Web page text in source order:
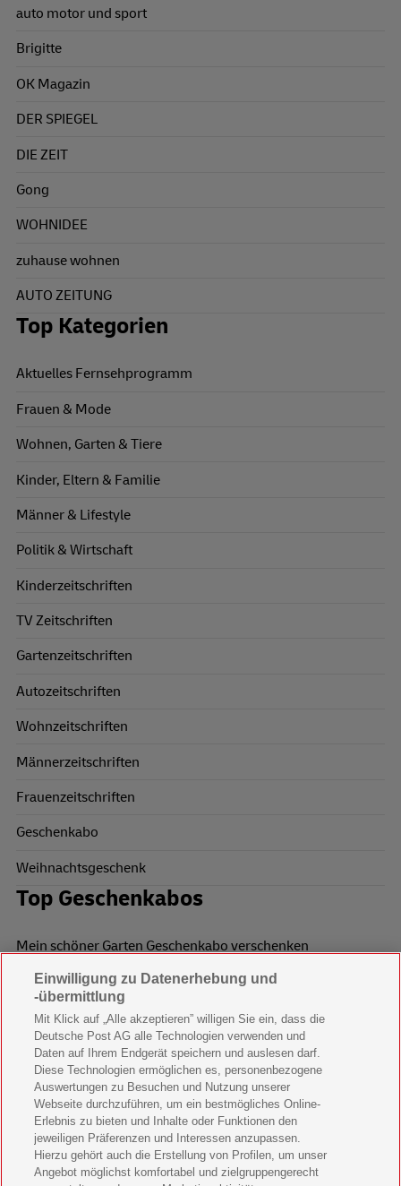
auto motor und sport
Brigitte
OK Magazin
DER SPIEGEL
DIE ZEIT
Gong
WOHNIDEE
zuhause wohnen
AUTO ZEITUNG
Top Kategorien
Aktuelles Fernsehprogramm
Frauen & Mode
Wohnen, Garten & Tiere
Kinder, Eltern & Familie
Männer & Lifestyle
Politik & Wirtschaft
Kinderzeitschriften
TV Zeitschriften
Gartenzeitschriften
Autozeitschriften
Wohnzeitschriften
Männerzeitschriften
Frauenzeitschriften
Geschenkabo
Weihnachtsgeschenk
Top Geschenkabos
Mein schöner Garten Geschenkabo verschenken
Wohnen & Garten Geschenkabo verschenken
Mein schönes Land Geschenkabo verschenken
Bild der Frau Geschenkabo verschenken
11 Freunde Geschenkabo verschenken
LEGO Ninjago Magazin Geschenkabo verschenken
Brigitte Geschenkabo verschenken
Einwilligung zu Datenerhebung und
-übermittlung
Mit Klick auf „Alle akzeptieren” willigen Sie ein, dass die
Deutsche Post AG alle Technologien verwenden und
Daten auf Ihrem Endgerät speichern und auslesen darf.
Diese Technologien ermöglichen es, personenbezogene
Auswertungen zu Besuchen und Nutzung unserer
Webseite durchzuführen, um ein bestmögliches Online-
Erlebnis zu bieten und Inhalte oder Funktionen den
jeweiligen Präferenzen und Interessen anzupassen.
Hierzu gehört auch die Erstellung von Profilen, um unser
Angebot möglichst komfortabel und zielgruppengerecht